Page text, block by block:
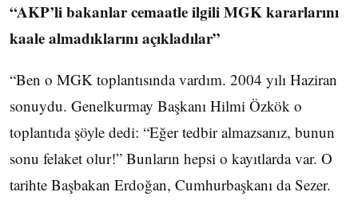
“AKP’li bakanlar cemaatle ilgili MGK kararlarını
kaale almadıklarını açıkladılar”
“Ben o MGK toplantısında vardım. 2004 yılı Haziran
sonuydu. Genelkurmay Başkanı Hilmi Özkök o
toplantıda şöyle dedi: “Eğer tedbir almazsanız, bunun
sonu felaket olur!” Bunların hepsi o kayıtlarda var. O
tarihte Başbakan Erdoğan, Cumhurbaşkanı da Sezer.